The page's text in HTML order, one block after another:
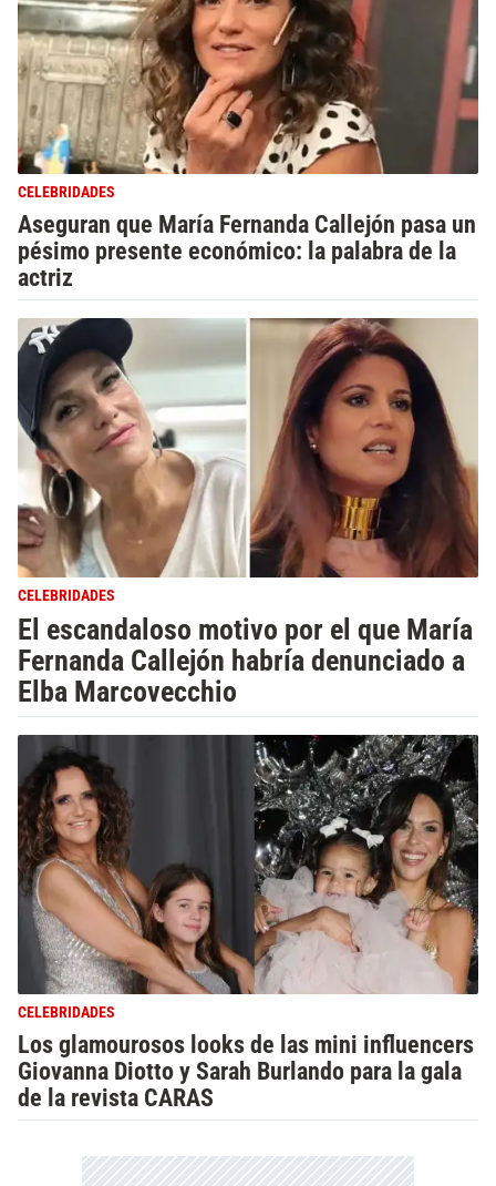
CELEBRIDADES
Aseguran que María Fernanda Callejón pasa un
pésimo presente económico: la palabra de la
actriz
CELEBRIDADES
El escandaloso motivo por el que María
Fernanda Callejón habría denunciado a
Elba Marcovecchio
CELEBRIDADES
Los glamourosos looks de las mini influencers
Giovanna Diotto y Sarah Burlando para la gala
de la revista CARAS